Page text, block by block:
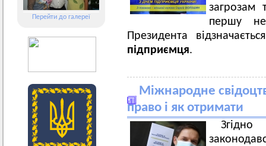
Перейти до галереї
загрозам
першу
Президента
підприємця.
Міжнародне
право і як отримати